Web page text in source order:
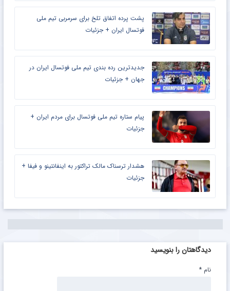
پشت پرده اتفاق تلخ برای سرمربی تیم ملی
فوتسال ایران + جزئیات
جدیدترین رده بندی تیم ملی فوتسال ایران در
جهان + جزئیات
پیام ستاره تیم ملی فوتسال برای مردم ایران +
جزئیات
هشدار ترسناک مالک تراکتور به اینفانتینو و فیفا +
جزئیات
دیدگاهتان را بنویسید
نام *